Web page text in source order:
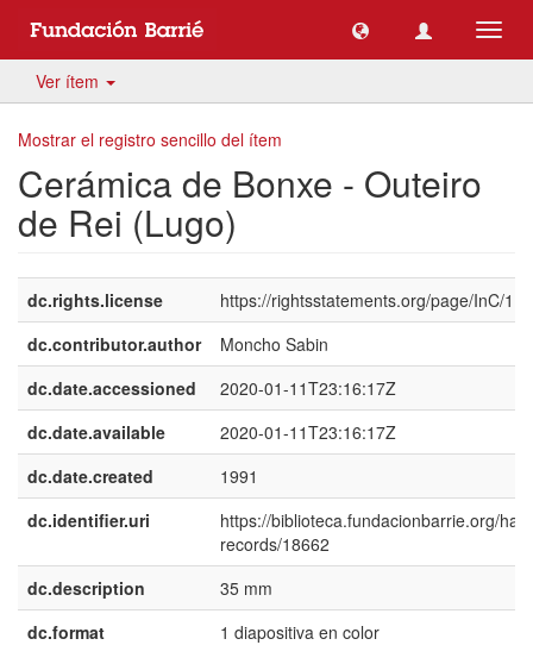
Ver ítem
Mostrar el registro sencillo del ítem
Cerámica de Bonxe - Outeiro
de Rei (Lugo)
dc.rights.license
https://rightsstatements.org/page/InC/1.0/
dc.contributor.author
Moncho Sabin
dc.date.accessioned
2020-01-11T23:16:17Z
dc.date.available
2020-01-11T23:16:17Z
dc.date.created
1991
dc.identifier.uri
https://biblioteca.fundacionbarrie.org/
records/18662
dc.description
35 mm
dc.format
1 diapositiva en color